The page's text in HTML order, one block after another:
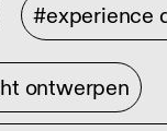
#experience
ontwerpen